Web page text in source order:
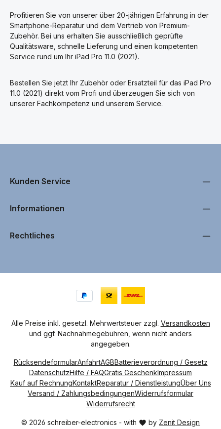
Profitieren Sie von unserer über 20-jährigen Erfahrung in der
Smartphone-Reparatur und dem Vertrieb von Premium-
Zubehör. Bei uns erhalten Sie ausschließlich geprüfte
Qualitätsware, schnelle Lieferung und einen kompetenten
Service rund um Ihr iPad Pro 11.0 (2021).
Bestellen Sie jetzt Ihr Zubehör oder Ersatzteil für das iPad Pro
11.0 (2021) direkt vom Profi und überzeugen Sie sich von
unserer Fachkompetenz und unserem Service.
Kunden Service
Informationen
Rechtliches
Alle Preise inkl. gesetzl. Mehrwertsteuer zzgl. Versandkosten
und ggf. Nachnahmegebühren, wenn nicht anders
angegeben.
© 2026 schreiber-electronics - with by Zenit Design
RücksendeformularAnfahrtAGBBatterieverordnung / Gesetz
DatenschutzHilfe / FAQGratis GeschenkImpressum
Kauf auf RechnungKontaktReparatur / DienstleistungÜber Uns
Versand / ZahlungsbedingungenWiderrufsformular
Widerrufsrecht